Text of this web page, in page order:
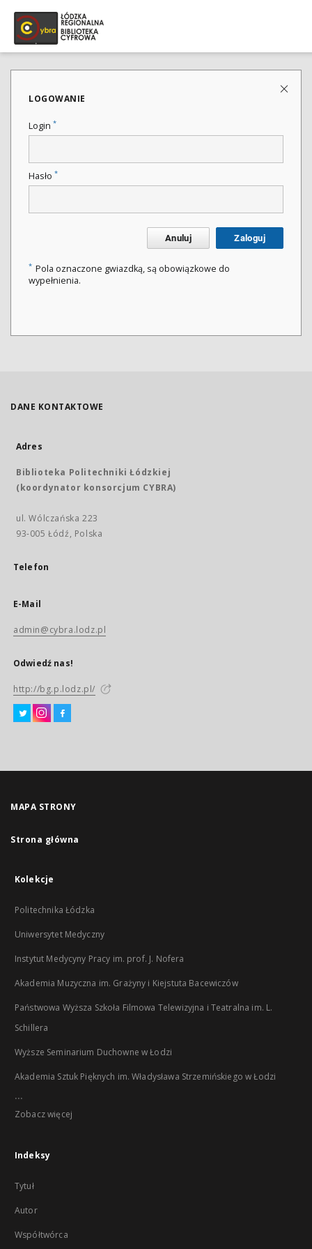
LOGOWANIE
Login *
Hasło *
Anuluj Zaloguj
* Pola oznaczone gwiazdką, są obowiązkowe do
wypełnienia.
DANE KONTAKTOWE
Adres
Biblioteka Politechniki Łódzkiej
(koordynator konsorcjum CYBRA)
ul. Wólczańska 223
93-005 Łódź, Polska
Telefon
E-Mail
admin@cybra.lodz.pl
Odwiedź nas!
http://bg.p.lodz.pl/
MAPA STRONY
Strona główna
Kolekcje
Politechnika Łódzka
Uniwersytet Medyczny
Instytut Medycyny Pracy im. prof. J. Nofera
Akademia Muzyczna im. Grażyny i Kiejstuta Bacewiczów
Państwowa Wyższa Szkoła Filmowa Telewizyjna i Teatralna im. L.
Schillera
Wyższe Seminarium Duchowne w Łodzi
Akademia Sztuk Pięknych im. Władysława Strzemińskiego w Łodzi
...
Zobacz więcej
Indeksy
Tytuł
Autor
Współtwórca